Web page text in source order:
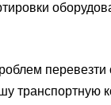
перевезти
транспортную